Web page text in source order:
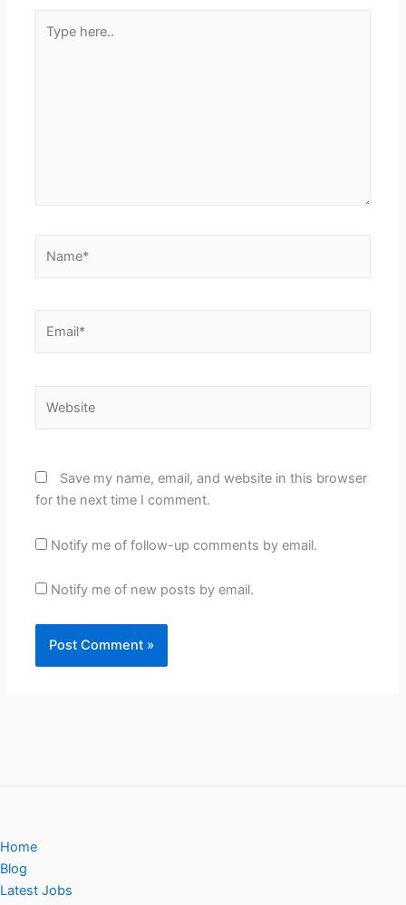
here..
Save my name, email, and website in this browser
for the next time I comment.
Notify me of follow-up comments by email.
Notify me of new posts by email.
Home
Blog
Latest Jobs